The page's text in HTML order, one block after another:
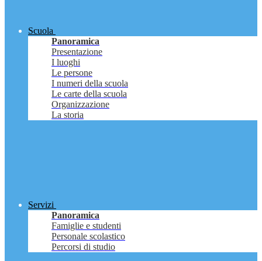
Scuola
Panoramica
Presentazione
I luoghi
Le persone
I numeri della scuola
Le carte della scuola
Organizzazione
La storia
Servizi
Panoramica
Famiglie e studenti
Personale scolastico
Percorsi di studio